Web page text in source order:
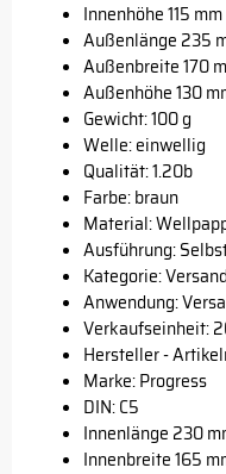
Innenhöhe 115 mm
Außenlänge 235
Außenbreite 170
Außenhöhe 130
Gewicht: 100 g
Welle: einwellig
Qualität: 1.20b
Farbe: braun
Material:
Ausführung:
Kategorie:
Anwendung:
Verkaufseinheit:
Hersteller -
Marke:Progress
DIN: C5
Innenlänge 230
Innenbreite 165